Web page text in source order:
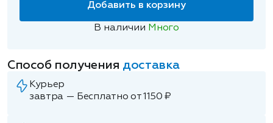
Добавить в корзину
В наличии Много
Способ получения доставка
Курьер
завтра — Бесплатно от 1150 ₽